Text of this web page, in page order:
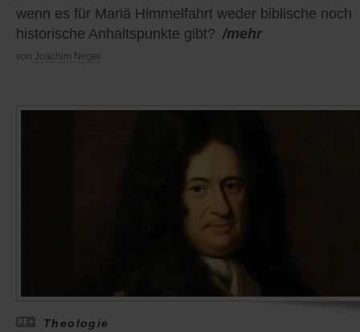
wenn es für Mariä Himmelfahrt weder biblische noch
historische Anhaltspunkte gibt? /mehr
von Joachim Negel
Theologie